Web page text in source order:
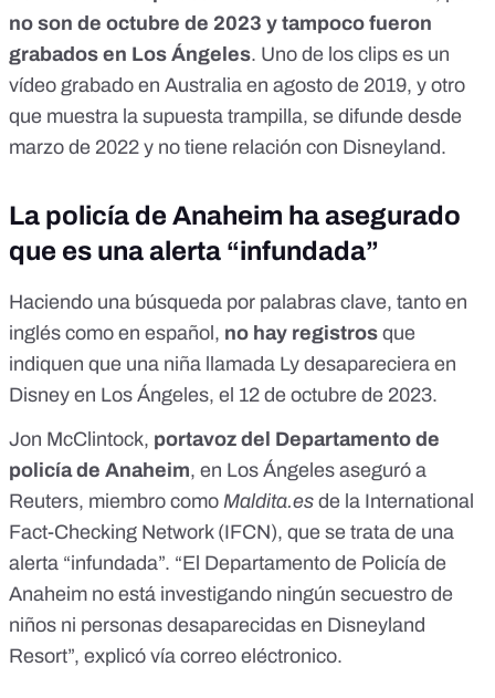
no son de octubre de 2023 y tampoco fueron
grabados en Los Ángeles. Uno de los clips es un
vídeo grabado en Australia en agosto de 2019, y otro
que muestra la supuesta trampilla, se difunde desde
marzo de 2022 y no tiene relación con Disneyland.
La policía de Anaheim ha asegurado
que es una alerta “infundada”
Haciendo una búsqueda por palabras clave, tanto en
inglés como en español, no hay registros que
indiquen que una niña llamada Ly desapareciera en
Disney en Los Ángeles, el 12 de octubre de 2023.
Jon McClintock, portavoz del Departamento de
policía de Anaheim, en Los Ángeles aseguró a
Reuters, miembro como Maldita.es de la International
Fact-Checking Network(IFCN), que se trata de una
alerta “infundada”. “El Departamento de Policía de
Anaheim no está investigando ningún secuestro de
niños ni personas desaparecidas en Disneyland
Resort”, explicó vía correo eléctronico.